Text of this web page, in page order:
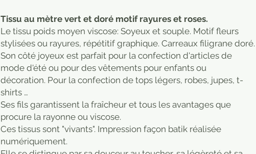
Tissu au mètre vert et doré motif rayures et roses.
Le tissu poids moyen viscose: Soyeux et souple. Motif fleurs
stylisées ou rayures, répétitif graphique. Carreaux filigrane doré.
Son côté joyeux est parfait pour la confection d'articles de
mode d'été ou pour des vêtements pour enfants ou
décoration. Pour la confection de tops légers, robes, jupes, t-
shirts …
Ses fils garantissent la fraîcheur et tous les avantages que
procure la rayonne ou viscose.
Ces tissus sont "vivants". Impression façon batik réalisée
numériquement.